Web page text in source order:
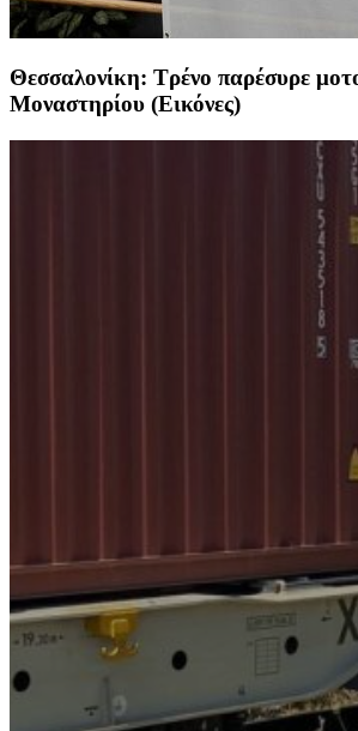
Θεσσαλονίκη: Τρένο παρέσυρε
Μοναστηρίου (Εικόνες)